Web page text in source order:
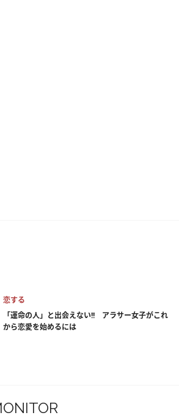
恋する
「運命の人」と出会えない!! アラサー女子がこれ
から恋愛を始めるには